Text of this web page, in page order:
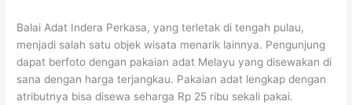
Balai Adat Indera Perkasa, yang terletak di tengah pulau,
menjadi salah satu objek wisata menarik lainnya. Pengunjung
dapat berfoto dengan pakaian adat Melayu yang disewakan di
sana dengan harga terjangkau. Pakaian adat lengkap dengan
atributnya bisa disewa seharga Rp 25 ribu sekali pakai.